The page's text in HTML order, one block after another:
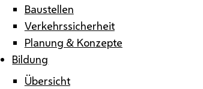
Baustellen
Verkehrssicherheit
Planung & Konzepte
Bildung
Übersicht